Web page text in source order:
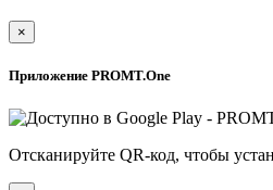
×
Приложение PROMT.One
Отсканируйте QR-код, чтобы